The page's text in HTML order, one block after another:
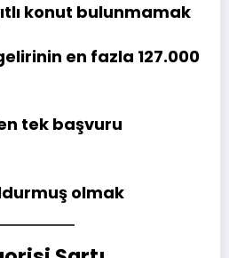
konut bulunmamak
en fazla 127.000
tek başvuru
olmak